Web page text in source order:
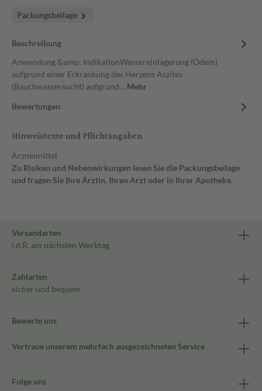
Packungsbeilage
Beschreibung
Anwendung &amp; IndikationWassereinlagerung (Ödem)
aufgrund einer Erkrankung des Herzens Aszites
(Bauchwassersucht) aufgrund… Mehr
Bewertungen
Hinweistexte und Pflichtangaben
Arzneimittel
Zu Risiken und Nebenwirkungen lesen Sie die Packungsbeilage
und fragen Sie Ihre Ärztin, Ihren Arzt oder in Ihrer Apotheke.
Versandarten
i.d.R. am nächsten Werktag
Zahlarten
sicher und bequem
Bewerte uns
Vertraue unserem mehrfach ausgezeichneten Service
Folge uns